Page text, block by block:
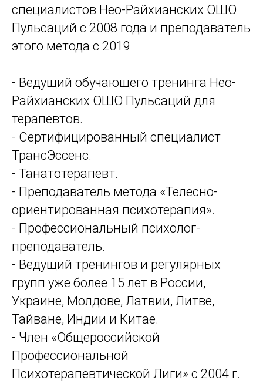
специалистов Нео-Райхианских ОШО
Пульсаций с 2008 года и преподаватель
этого метода с 2019
- Ведущий обучающего тренинга Нео-
Райхианских ОШО Пульсаций для
терапевтов.
- Сертифицированный специалист
ТрансЭссенс.
- Танатотерапевт.
- Преподаватель метода «Телесно-
ориентированная психотерапия».
- Профессиональный психолог-
преподаватель.
- Ведущий тренингов и регулярных
групп уже более 15 лет в России,
Украине, Молдове, Латвии, Литве,
Тайване, Индии и Китае.
- Член «Общероссийской
Профессиональной
Психотерапевтической Лиги» с 2004 г.